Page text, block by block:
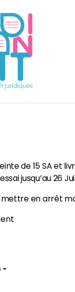
de 15 SA et
jusqu’au 26
mettre en arrêt